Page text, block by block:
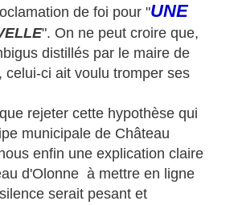
de foi pour "UNE
". On ne peut croire que,
distillés par le maire de
celui-ci ait voulu tromper ses
rejeter cette hypothèse qui
municipale de Château
enfin une explication claire
d'Olonne à mettre en ligne
serait pesant et